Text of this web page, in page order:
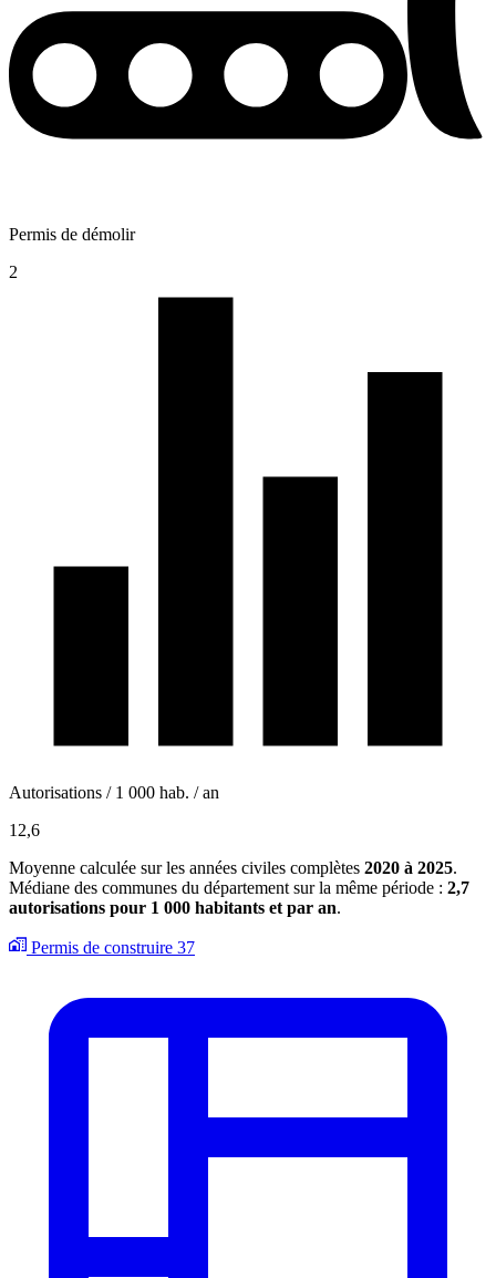
Permis de démolir
2
Autorisations / 1 000 hab. / an
12,6
Moyenne calculée sur les années civiles complètes 2020 à 2025.
Médiane des communes du département sur la même période : 2,7
autorisations pour 1 000 habitants et par an.
Permis de construire 37